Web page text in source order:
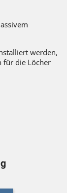
werden,
für die Löcher